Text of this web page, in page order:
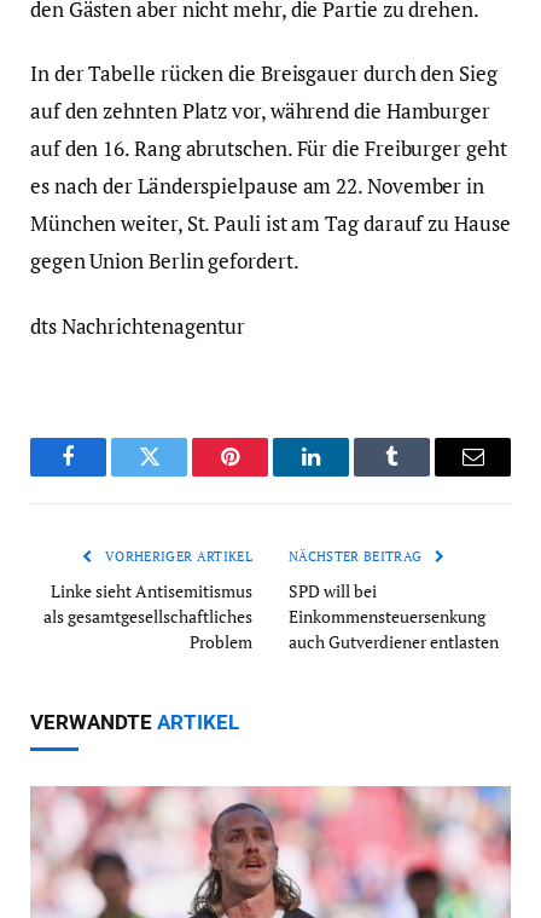
den Gästen aber nicht mehr, die Partie zu drehen.
In der Tabelle rücken die Breisgauer durch den Sieg
auf den zehnten Platz vor, während die Hamburger
auf den 16. Rang abrutschen. Für die Freiburger geht
es nach der Länderspielpause am 22. November in
München weiter, St. Pauli ist am Tag darauf zu Hause
gegen Union Berlin gefordert.
dts Nachrichtenagentur
FacebookTwitter Pinterest LinkedInTumblr Email
VORHERIGER ARTIKEL
Linke sieht Antisemitismus
als gesamtgesellschaftliches
Problem
NÄCHSTER BEITRAG
SPD will bei
Einkommensteuersenkung
auch Gutverdiener entlasten
VERWANDTE ARTIKEL